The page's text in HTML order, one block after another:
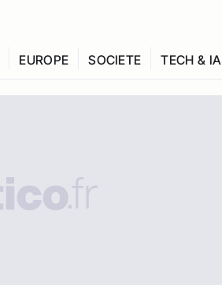
EUROPE SOCIETE TECH & IA